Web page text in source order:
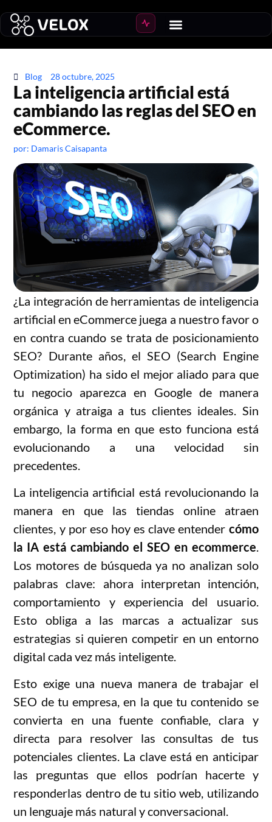
Blog 28 octubre, 2025
La inteligencia artificial está
cambiando las reglas del SEO en
eCommerce.
por: Damaris Caisapanta
¿La integración de herramientas de inteligencia
artificial en eCommerce juega a nuestro favor o
en contra cuando se trata de posicionamiento
SEO? Durante años, el SEO (Search Engine
Optimization) ha sido el mejor aliado para que
tu negocio aparezca en Google de manera
orgánica y atraiga a tus clientes ideales. Sin
embargo, la forma en que esto funciona está
evolucionando a una velocidad sin
precedentes.
La inteligencia artificial está revolucionando la
manera en que las tiendas online atraen
clientes, y por eso hoy es clave entender cómo
la IA está cambiando el SEO en ecommerce.
Los motores de búsqueda ya no analizan solo
palabras clave: ahora interpretan intención,
comportamiento y experiencia del usuario.
Esto obliga a las marcas a actualizar sus
estrategias si quieren competir en un entorno
digital cada vez más inteligente.
Esto exige una nueva manera de trabajar el
SEO de tu empresa, en la que tu contenido se
convierta en una fuente confiable, clara y
directa para resolver las consultas de tus
potenciales clientes. La clave está en anticipar
las preguntas que ellos podrían hacerte y
responderlas dentro de tu sitio web, utilizando
un lenguaje más natural y conversacional.